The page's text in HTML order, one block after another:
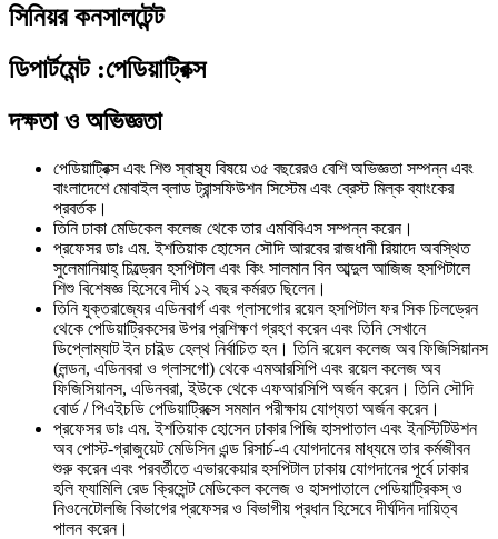
সিনিয়র কনসালটেন্ট
ডিপার্টমেন্ট:পেডিয়াট্রিক্স
দক্ষতা ও অভিজ্ঞতা
পেডিয়াট্রিক্স এবং শিশু স্বাস্থ্য বিষয়ে ৩৫ বছরেরও বেশি অভিজ্ঞতা সম্পন্ন এবং
বাংলাদেশে মোবাইল ব্লাড ট্রান্সফিউশন সিস্টেম এবং ব্রেস্ট মিল্ক ব্যাংকের
প্রবর্তক।
তিনি ঢাকা মেডিকেল কলেজ থেকে তার এমবিবিএস সম্পন্ন করেন।
প্রফেসর ডাঃ এম. ইশতিয়াক হোসেন সৌদি আরবের রাজধানী রিয়াদে অবস্থিত
সুলেমানিয়াহ্ চিল্ড্রেন হসপিটাল এবং কিং সালমান বিন আব্দুল আজিজ হসপিটালে
শিশু বিশেষজ্ঞ হিসেবে দীর্ঘ ১২ বছর কর্মরত ছিলেন।
তিনি যুক্তরাজ্যের এডিনবার্গ এবং গ্লাসগোর রয়েল হসপিটাল ফর সিক চিলড্রেন
থেকে পেডিয়াট্রিকসের উপর প্রশিক্ষণ গ্রহণ করেন এবং তিনি সেখানে
ডিপ্লোম্যাট ইন চাইল্ড হেল্থ নির্বাচিত হন। তিনি রয়েল কলেজ অব ফিজিসিয়ানস
(লন্ডন, এডিনবরা ও গ্লাসগো) থেকে এমআরসিপি এবং রয়েল কলেজ অব
ফিজিসিয়ানস, এডিনবরা, ইউকে থেকে এফআরসিপি অর্জন করেন। তিনি সৌদি
বোর্ড / পিএইচডি পেডিয়াট্রিক্সে সমমান পরীক্ষায় যোগ্যতা অর্জন করেন।
প্রফেসর ডাঃ এম. ইশতিয়াক হোসেন ঢাকার পিজি হাসপাতাল এবং ইনস্টিটিউশন
অব পোস্ট-গ্রাজুয়েট মেডিসিন এন্ড রিসার্চ-এ যোগদানের মাধ্যমে তার কর্মজীবন
শুরু করেন এবং পরবর্তীতে এভারকেয়ার হসপিটাল ঢাকায় যোগদানের পূর্বে ঢাকার
হলি ফ্যামিলি রেড ক্রিসেন্ট মেডিকেল কলেজ ও হাসপাতালে পেডিয়াট্রিকস্ ও
নিওনেটোলজি বিভাগের প্রফেসর ও বিভাগীয় প্রধান হিসেবে দীর্ঘদিন দায়িত্ব
পালন করেন।